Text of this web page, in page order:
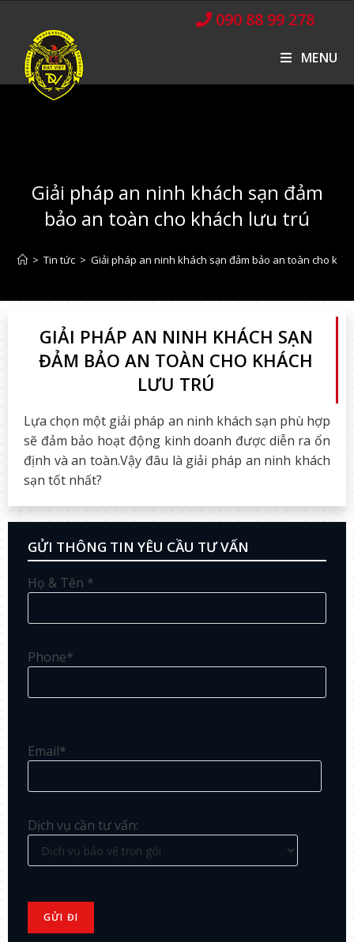
090 88 99 278
MENU
Giải pháp an ninh khách sạn đảm
bảo an toàn cho khách lưu trú
> Tin tức > Giải pháp an ninh khách sạn đảm bảo an toàn cho
GIẢI PHÁP AN NINH KHÁCH SẠN
ĐẢM BẢO AN TOÀN CHO KHÁCH
LƯU TRÚ
Lựa chọn một giải pháp an ninh khách sạn phù hợp
sẽ đảm bảo hoạt động kinh doanh được diễn ra ổn
định và an toàn.Vậy đâu là giải pháp an ninh khách
sạn tốt nhất?
GỬI THÔNG TIN YÊU CẦU TƯ VẤN
Họ & Tên *
Phone*
Email*
Dịch vụ cần tư vấn: